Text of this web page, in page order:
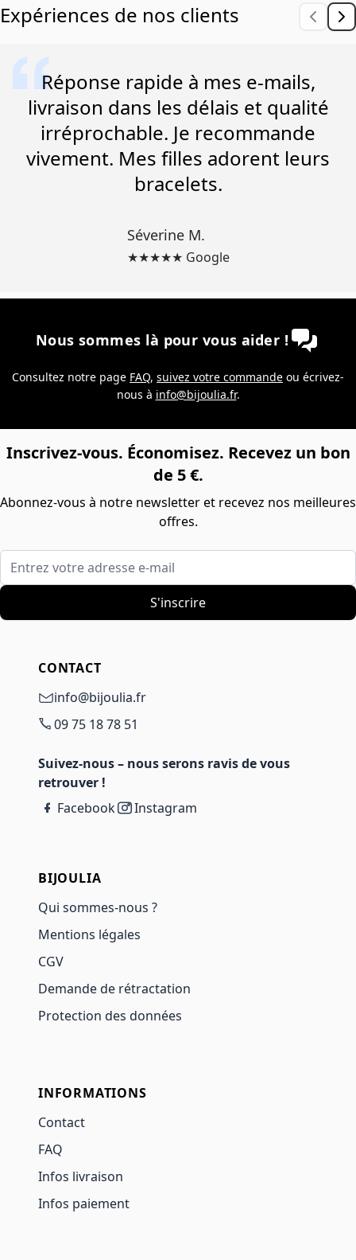
Expériences de nos clients
Réponse rapide à mes e-mails,
livraison dans les délais et qualité
irréprochable. Je recommande
vivement. Mes filles adorent leurs
bracelets.
Séverine M.
★★★★★ Google
Nous sommes là pour vous aider !
Consultez notre page FAQ, suivez votre commande ou écrivez-
nous à info@bijoulia.fr.
Inscrivez-vous. Économisez. Recevez un bon
de 5 €.
Abonnez-vous à notre newsletter et recevez nos meilleures
offres.
Entrez votre adresse e-mail
S'inscrire
CONTACT
info@bijoulia.fr
09 75 18 78 51
Suivez-nous – nous serons ravis de vous
retrouver !
Facebook
Instagram
BIJOULIA
Qui sommes-nous ?
Mentions légales
CGV
Demande de rétractation
Protection des données
INFORMATIONS
Contact
FAQ
Infos livraison
Infos paiement